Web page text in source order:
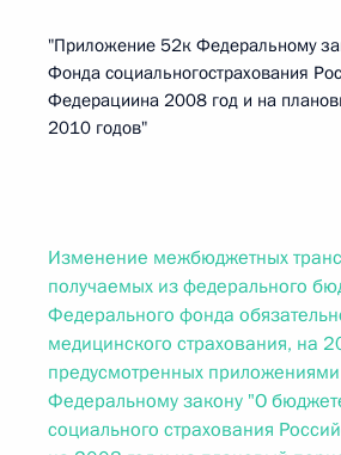
"Приложение 52к Федеральному
Фонда социальногострахования
Федерациина 2008 год и на
2010 годов"
Изменение межбюджетных
получаемых из федерального
Федерального фонда
медицинского страхования, на
предусмотренных
Федеральному закону "О
социального страхования